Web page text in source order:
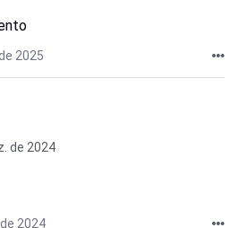
2025
de 2024
2024